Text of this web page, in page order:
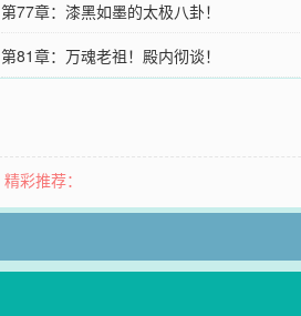
第77章：漆黑如墨的太极八卦！
第81章：万魂老祖！殿内彻谈！
精彩推荐：